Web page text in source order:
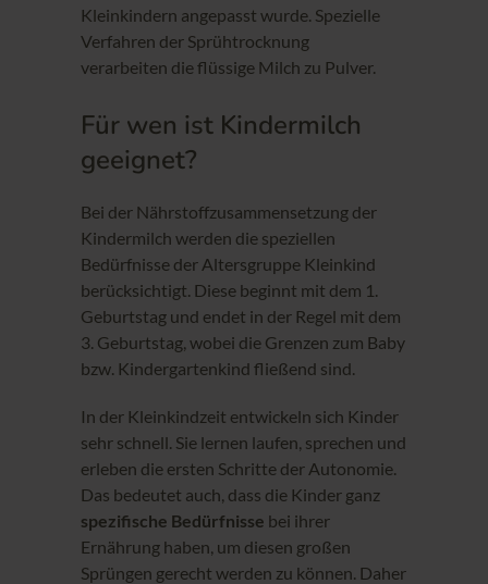
Kleinkindern angepasst wurde. Spezielle
Verfahren der Sprühtrocknung
verarbeiten die flüssige Milch zu Pulver.
Für wen ist Kindermilch
geeignet?
Bei der Nährstoffzusammensetzung der
Kindermilch werden die speziellen
Bedürfnisse der Altersgruppe Kleinkind
berücksichtigt. Diese beginnt mit dem 1.
Geburtstag und endet in der Regel mit dem
3. Geburtstag, wobei die Grenzen zum Baby
bzw. Kindergartenkind fließend sind.
In der Kleinkindzeit entwickeln sich Kinder
sehr schnell. Sie lernen laufen, sprechen und
erleben die ersten Schritte der Autonomie.
Das bedeutet auch, dass die Kinder ganz
spezifische Bedürfnisse bei ihrer
Ernährung haben, um diesen großen
Sprüngen gerecht werden zu können. Daher